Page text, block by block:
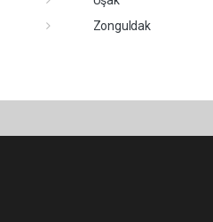
Zonguldak